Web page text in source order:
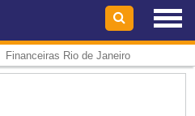
Financeiras Rio de Janeiro